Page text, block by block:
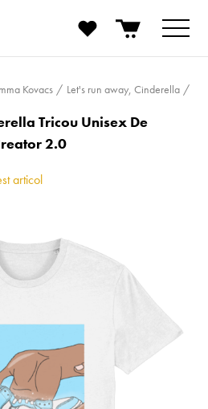
Kovacs Let's run away, Cinderella
Tricou Unisex De
2.0
articol